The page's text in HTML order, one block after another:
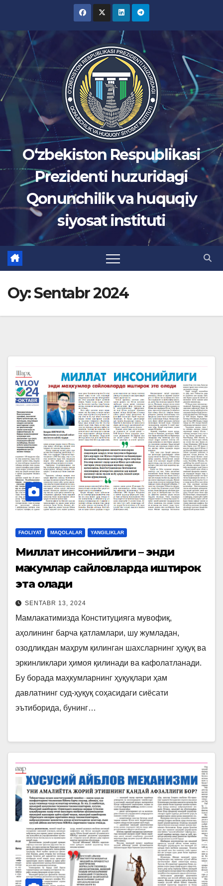
content
Oʻzbekiston Respublikasi
Prezidenti huzuridagi
Qonunchilik va huquqiy
siyosat instituti
Oy:Sentabr 2024
FAOLIYAT MAQOLALAR YANGILIKLAR
Миллат инсонийлиги – энди
маҳкумлар сайловларда иштирок
эта олади
SENTABR 13, 2024
Мамлакатимизда Конституцияга мувофиқ,
аҳолининг барча қатламлари, шу жумладан,
озодликдан маҳрум қилинган шахсларнинг ҳуқуқ ва
эркинликлари ҳимоя қилинади ва кафолатланади.
Бу борада маҳкумларнинг ҳуқуқлари ҳам
давлатнинг суд-ҳуқуқ соҳасидаги сиёсати
эътиборида, бунинг…